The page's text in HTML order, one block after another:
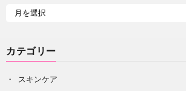
カテゴリー
スキンケア